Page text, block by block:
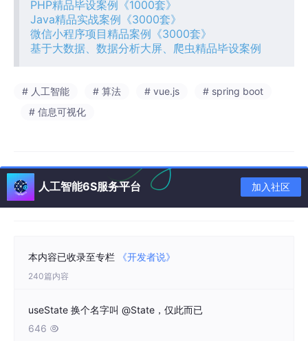
PHP精品毕设案例《1000套》
Java精品实战案例《3000套》
微信小程序项目精品案例《3000套》
基于大数据、数据分析大屏、爬虫精品毕设案例
# 人工智能 # 算法 # vue.js
# spring boot
# 信息可视化
人工智能6S服务平台 加入社区
本内容已收录至专栏 《开发者说》
240篇内容
useState 换个名字叫 @State，仅此而已
646 